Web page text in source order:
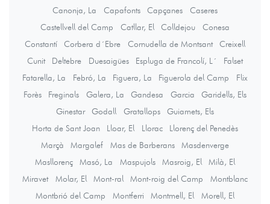
Canonja, La
Capafonts Capçanes
Caseres
Castellvell del Camp
Catllar, El Colldejou
Conesa
Constantí
Corbera d´Ebre Cornudella de Montsant
Creixell
Cunit
Deltebre Duesaigües Espluga de Francolí, L´
Falset
Fatarella, La
Febró, La Figuera, La Figuerola del Camp
Flix
Forès
Freginals Galera, La Gandesa Garcia
Garidells, Els
Ginestar
Godall Gratallops
Guiamets, Els
Horta de Sant Joan
Lloar, El Llorac
Llorenç del Penedès
Marçà
Margalef Mas de Barberans
Masdenverge
Masllorenç
Masó, La Maspujols Masroig, El
Milà, El
Miravet
Molar, El Mont-ral Mont-roig del Camp
Montblanc
Montbrió del Camp
Montferri Montmell, El
Morell, El